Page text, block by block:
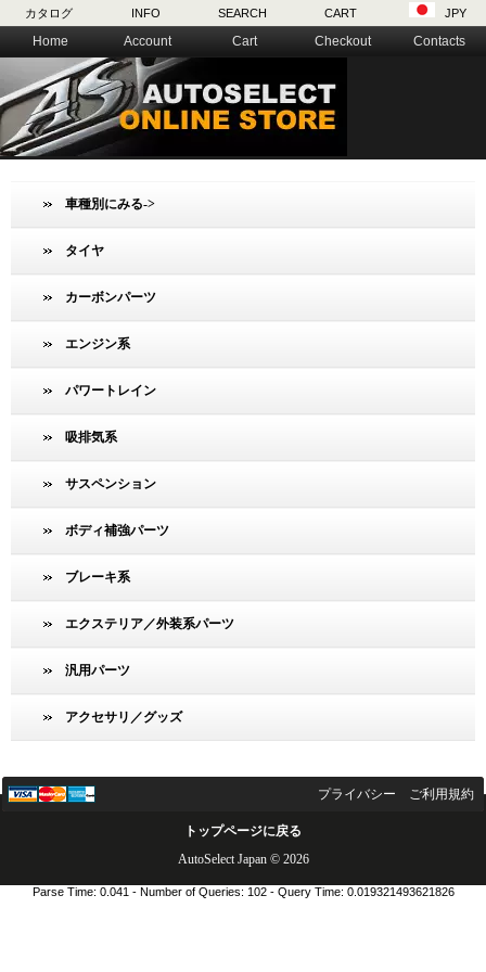
カタログ INFO SEARCH CART JPY
Home Account Cart Checkout Contacts
車種別にみる->
タイヤ
カーボンパーツ
エンジン系
パワートレイン
吸排気系
サスペンション
ボディ補強パーツ
ブレーキ系
エクステリア／外装系パーツ
汎用パーツ
アクセサリ／グッズ
プライバシー ご利用規約
トップページに戻る
AutoSelect Japan © 2026
Parse Time: 0.041 - Number of Queries: 102 - Query Time: 0.019321493621826